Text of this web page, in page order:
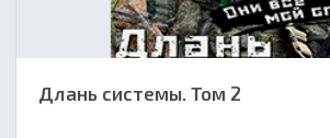
Длань системы. Том 2